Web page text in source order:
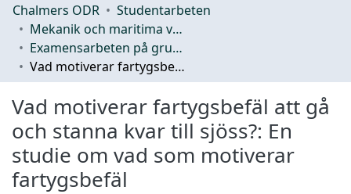
Chalmers ODR
Studentarbeten
Mekanik och maritima vetenskaper (M2)
Examensarbeten på grundnivå
Vad motiverar fartygsbefäl att gå och stanna kvar till sjöss?: En studie om vad som motiverar fartygsbefäl
Vad motiverar fartygsbefäl att gå
och stanna kvar till sjöss?: En
studie om vad som motiverar
fartygsbefäl